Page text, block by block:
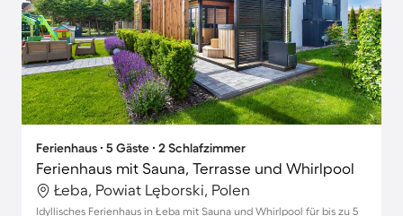
Ferienhaus ∙ 5 Gäste ∙ 2 Schlafzimmer
Ferienhaus mit Sauna, Terrasse und Whirlpool
Łeba, Powiat Lęborski, Polen
Idyllisches Ferienhaus in Łeba mit Sauna und Whirlpool für bis zu 5